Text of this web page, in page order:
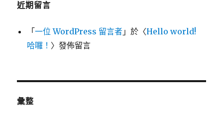
近期留言
「一位 WordPress 留言者 」於〈Hello world!
哈囉！ 〉發佈留言
彙整